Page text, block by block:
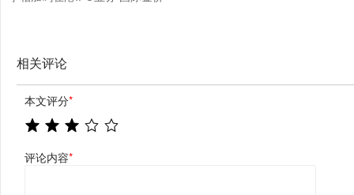
相关评论
本文评分*
评论内容*